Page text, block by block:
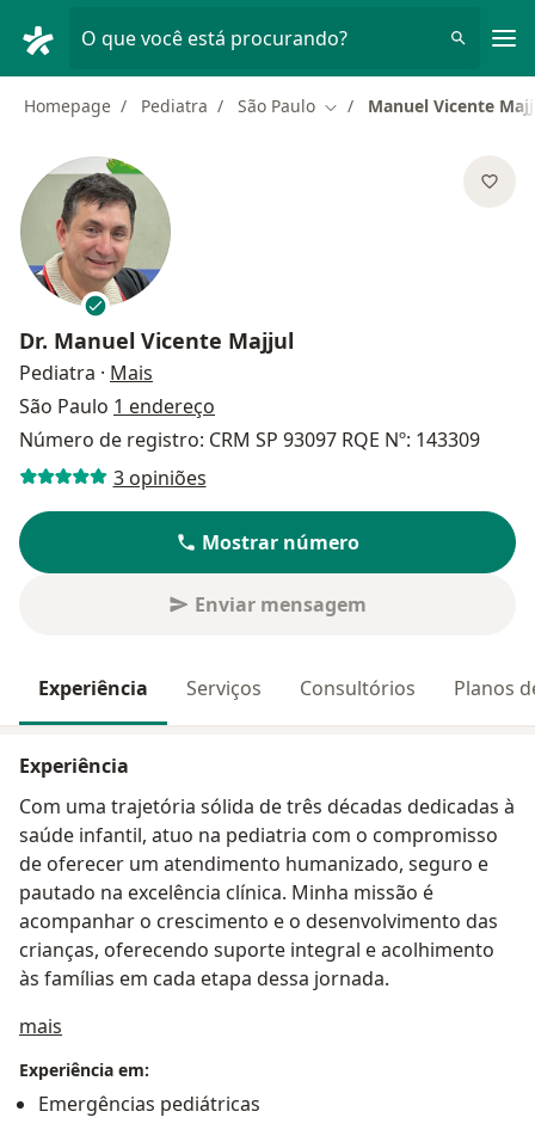
O que você está procurando?
Homepage Pediatra São Paulo Mudar de cidade
Manuel Vicente
Dr. Manuel Vicente Majjul
Pediatra · Mais
São Paulo 1 endereço
Número de registro: CRM SP 93097 RQE Nº: 143309
3 opiniões
Mostrar número
Enviar mensagem
Experiência Serviços Consultórios Planos
Experiência
Com uma trajetória sólida de três décadas dedicadas à
saúde infantil, atuo na pediatria com o compromisso
de oferecer um atendimento humanizado, seguro e
pautado na excelência clínica. Minha missão é
acompanhar o crescimento e o desenvolvimento das
crianças, oferecendo suporte integral e acolhimento
às famílias em cada etapa dessa jornada.
mais
Experiência em:
Emergências pediátricas